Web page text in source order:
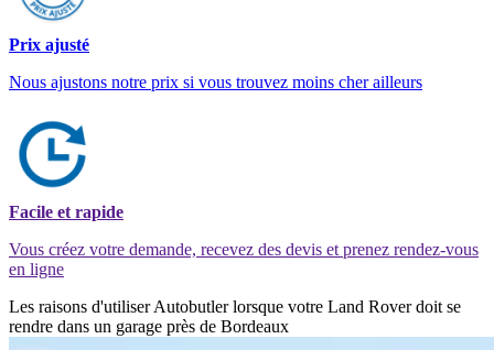
Prix ajusté
Nous ajustons notre prix si vous trouvez moins cher ailleurs
Facile et rapide
Vous créez votre demande, recevez des devis et prenez rendez-vous
en ligne
Les raisons d'utiliser Autobutler lorsque votre Land Rover doit se
rendre dans un garage près de Bordeaux